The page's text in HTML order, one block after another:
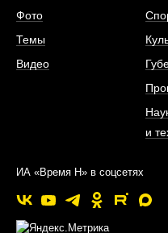
Фото
Темы
Видео
и
ИА «Время Н» в соцсетях